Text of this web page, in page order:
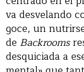
va desvelando
goce, un
de Backrooms
desquiciada a